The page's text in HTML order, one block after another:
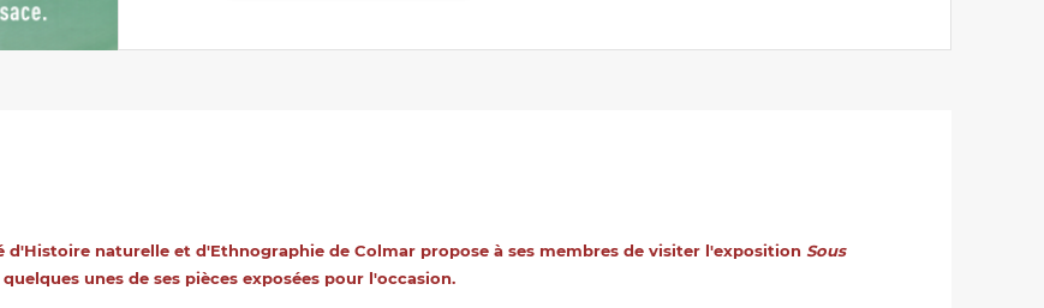
d'Histoire naturelle et d'Ethnographie de Colmar propose à ses membres de visiter l'exposition Sous
unes de ses pièces exposées pour l'occasion.